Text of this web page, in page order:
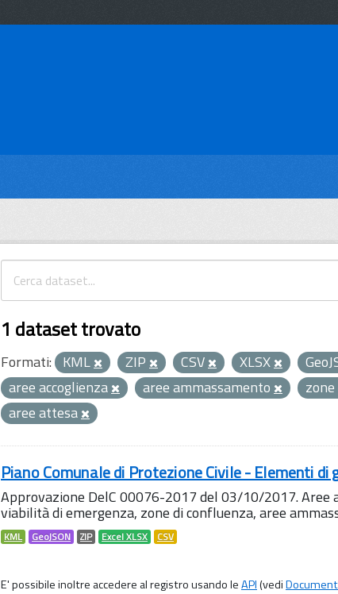
1 dataset trovato
Formati: KML ZIP CSV XLSX
aree accoglienza
aree ammassamento
aree attesa
Piano Comunale di Protezione Civile - Elementi di
Approvazione DelC 00076-2017 del 03/10/2017. Aree
viabilità di emergenza, zone di confluenza, aree
KML GeoJSON ZIP Excel XLSX CSV
E' possibile inoltre accedere al registro usando leAPI(vedi